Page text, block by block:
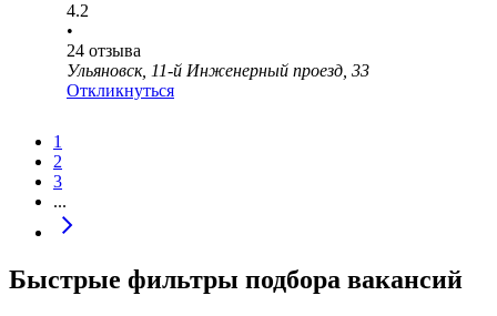
4.2
•
24 отзыва
Ульяновск, 11-й Инженерный проезд, 33
Откликнуться
1
2
3
...
Быстрые фильтры подбора вакансий